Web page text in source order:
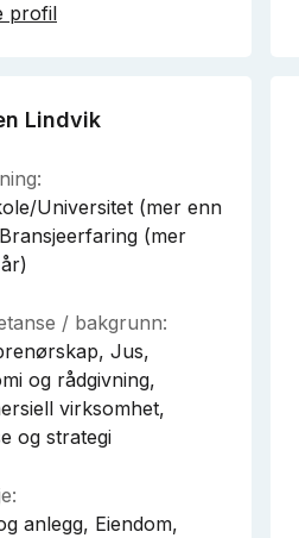
profil
Lindvik
Universitet (mer enn
(mer
/ bakgrunn:
Jus,
og rådgivning,
virksomhet,
og strategi
anlegg, Eiendom,